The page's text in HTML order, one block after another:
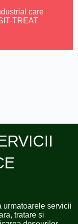
care
TREAT
urmatoarele servicii
tratare si